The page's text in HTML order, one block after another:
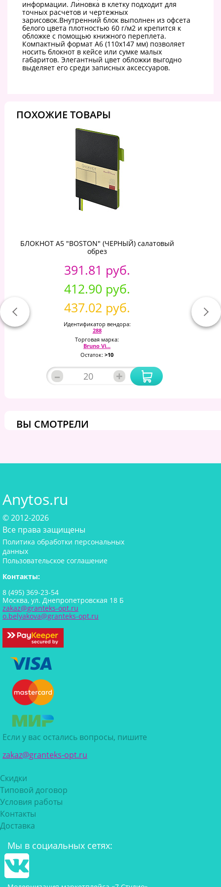
информации. Линовка в клетку подходит для
точных расчетов и чертежных
зарисовок.Внутренний блок выполнен из офсета
белого цвета плотностью 60 г/м2 и крепится к
обложке с помощью книжного переплета.
Компактный формат А6 (110х147 мм) позволяет
носить блокнот в кейсе или сумке малых
габаритов. Элегантный цвет обложки выгодно
выделяет его среди записных аксессуаров.
ПОХОЖИЕ ТОВАРЫ
БЛОКНОТ А5 "BOSTON" (ЧЕРНЫЙ) салатовый
обрез
391.81 руб.
412.90 руб.
437.02 руб.
Идентификатор вендора:
288
Торговая марка:
Bruno Vi...
Остаток: >10
– +
ВЫ СМОТРЕЛИ
Anytos.ru
© 2012-2026
Все права защищены
Политика обработки персональных
данных
Пользовательское соглашение
Контакты:
8 (495) 369-23-54
Москва, ул. Днепропетровская 18 Б
zakaz@granteks-opt.ru
o.belyakova@granteks-opt.ru
Если у вас остались вопросы, пишите
zakaz@granteks-opt.ru
Скидки
Типовой договор
Условия работы
Контакты
Доставка
Мы в социальных сетях: